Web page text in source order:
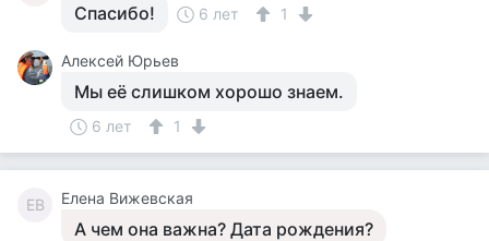
Спасибо! 6 лет 1
Алексей Юрьев
Мы её слишком хорошо знаем.
6 лет 1
ЕВ Елена Вижевская
А чем она важна? Дата рождения?